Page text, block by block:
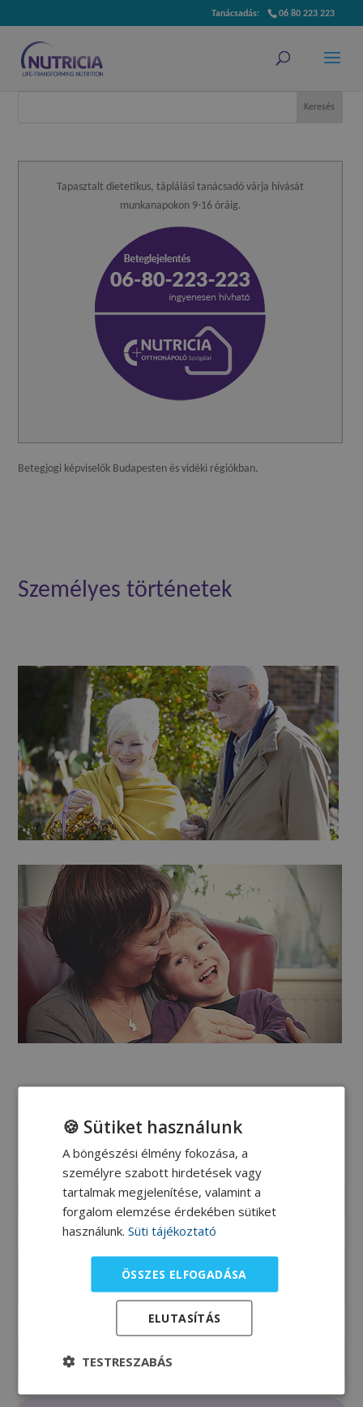
06 80 223 223
Tapasztalt dietetikus, táplálási tanácsadó várja hívását
munkanapokon 9-16 óráig.
Betegjogi képviselők Budapesten ésvidéki régiókban.
Személyes történetek
Felnőttek részére
Az élet örömei
Találkozásom az első otthoni szondatáplált
Remény
🍪 Sütiket használunk
A böngészési élmény fokozása, a
személyre szabott hirdetések vagy
tartalmak megjelenítése, valamint a
forgalom elemzése érdekében sütiket
használunk. Süti tájékoztató
ÖSSZES ELFOGADÁSA
ELUTASÍTÁS
TESTRESZABÁS